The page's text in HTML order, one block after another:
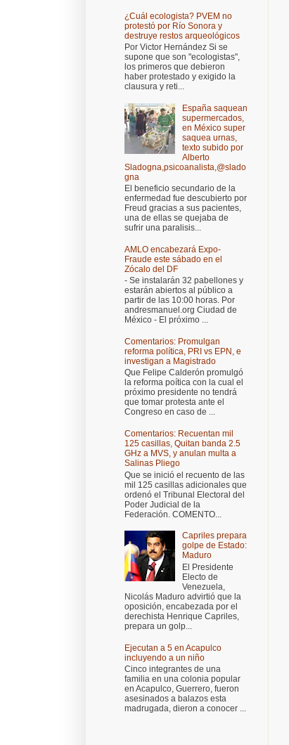
¿Cuál ecologista? PVEM no
protestó por Río Sonora y
destruye restos arqueológicos
Por Victor Hernández Si se
supone que son "ecologistas",
los primeros que debieron
haber protestado y exigido la
clausura y reti...
España saquean
supermercados,
en México super
saquea urnas,
texto subido por
Alberto
Sladogna,psicoanalista,@slado
gna
El beneficio secundario de la
enfermedad fue descubierto por
Freud gracias a sus pacientes,
una de ellas se quejaba de
sufrir una paralisis...
AMLO encabezará Expo-
Fraude este sábado en el
Zócalo del DF
- Se instalarán 32 pabellones y
estarán abiertos al público a
partir de las 10:00 horas. Por
andresmanuel.org Ciudad de
México - El próximo ...
Comentarios: Promulgan
reforma política, PRI vs EPN, e
investigan a Magistrado
Que Felipe Calderón promulgó
la reforma poítica con la cual el
próximo presidente no tendrá
que tomar protesta ante el
Congreso en caso de ...
Comentarios: Recuentan mil
125 casillas, Quitan banda 2.5
GHz a MVS, y anulan multa a
Salinas Pliego
Que se inició el recuento de las
mil 125 casillas adicionales que
ordenó el Tribunal Electoral del
Poder Judicial de la
Federación. COMENTO...
Capriles prepara
golpe de Estado:
Maduro
El Presidente
Electo de
Venezuela,
Nicolás Maduro advirtió que la
oposición, encabezada por el
derechista Henrique Capriles,
prepara un golp...
Ejecutan a 5 en Acapulco
incluyendo a un niño
Cinco integrantes de una
familia en una colonia popular
en Acapulco, Guerrero, fueron
asesinados a balazos esta
madrugada, dieron a conocer ...